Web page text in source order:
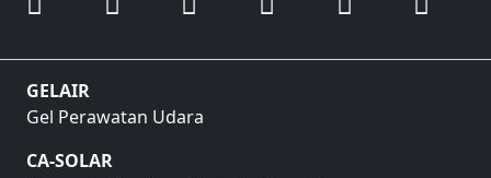
GELAIR
Gel Perawatan Udara
CA-SOLAR